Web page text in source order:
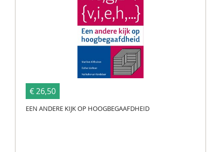
€ 26,50
EEN ANDERE KIJK OP HOOGBEGAAFDHEID